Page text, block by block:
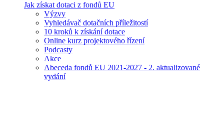
Jak získat dotaci z fondů EU
Výzvy
Vyhledávač dotačních příležitostí
10 kroků k získání dotace
Online kurz projektového řízení
Podcasty
Akce
Abeceda fondů EU 2021-2027 - 2. aktualizované
vydání